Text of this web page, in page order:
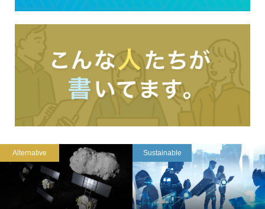
Alternative Sustainable